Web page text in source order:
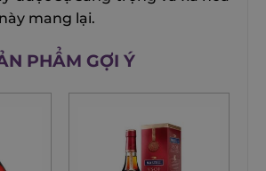
mang lại.
PHẨM GỢI Ý